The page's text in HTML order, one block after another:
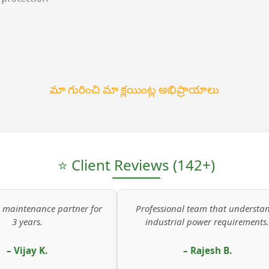
మా గురించి మా క్లయింట్ల అభిప్రాయాలు
⭐ Client Reviews (142+)
partner for
Professional team that understands
industrial power requirements.